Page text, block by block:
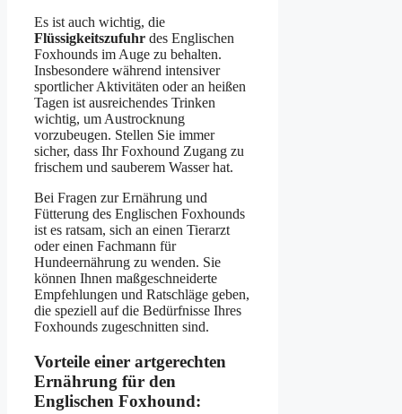
Es ist auch wichtig, die
Flüssigkeitszufuhr des Englischen
Foxhounds im Auge zu behalten.
Insbesondere während intensiver
sportlicher Aktivitäten oder an heißen
Tagen ist ausreichendes Trinken
wichtig, um Austrocknung
vorzubeugen. Stellen Sie immer
sicher, dass Ihr Foxhound Zugang zu
frischem und sauberem Wasser hat.
Bei Fragen zur Ernährung und
Fütterung des Englischen Foxhounds
ist es ratsam, sich an einen Tierarzt
oder einen Fachmann für
Hundeernährung zu wenden. Sie
können Ihnen maßgeschneiderte
Empfehlungen und Ratschläge geben,
die speziell auf die Bedürfnisse Ihres
Foxhounds zugeschnitten sind.
Vorteile einer artgerechten
Ernährung für den
Englischen Foxhound: